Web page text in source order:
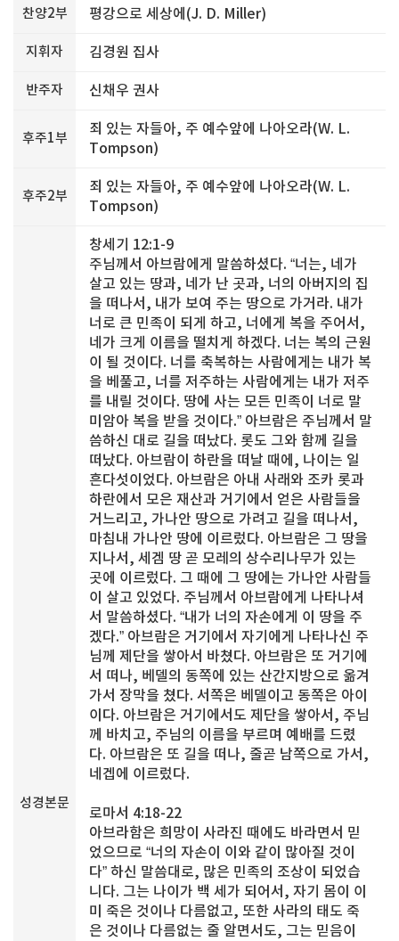
찬양2부 평강으로 세상에(J. D. Miller)
지휘자 김경원 집사
반주자 신채우 권사
후주1부
죄 있는 자들아, 주 예수앞에 나아오라(W. L.
Tompson)
후주2부
죄 있는 자들아, 주 예수앞에 나아오라(W. L.
Tompson)
성경본문
창세기 12:1-9
주님께서 아브람에게 말씀하셨다. “너는, 네가
살고 있는 땅과, 네가 난 곳과, 너의 아버지의 집
을 떠나서, 내가 보여 주는 땅으로 가거라. 내가
너로 큰 민족이 되게 하고, 너에게 복을 주어서,
네가 크게 이름을 떨치게 하겠다. 너는 복의 근원
이 될 것이다. 너를 축복하는 사람에게는 내가 복
을 베풀고, 너를 저주하는 사람에게는 내가 저주
를 내릴 것이다. 땅에 사는 모든 민족이 너로 말
미암아 복을 받을 것이다.” 아브람은 주님께서 말
씀하신 대로 길을 떠났다. 롯도 그와 함께 길을
떠났다. 아브람이 하란을 떠날 때에, 나이는 일
흔다섯이었다. 아브람은 아내 사래와 조카 롯과
하란에서 모은 재산과 거기에서 얻은 사람들을
거느리고, 가나안 땅으로 가려고 길을 떠나서,
마침내 가나안 땅에 이르렀다. 아브람은 그 땅을
지나서, 세겜 땅 곧 모레의 상수리나무가 있는
곳에 이르렀다. 그 때에 그 땅에는 가나안 사람들
이 살고 있었다. 주님께서 아브람에게 나타나셔
서 말씀하셨다. “내가 너의 자손에게 이 땅을 주
겠다.” 아브람은 거기에서 자기에게 나타나신 주
님께 제단을 쌓아서 바쳤다. 아브람은 또 거기에
서 떠나, 베델의 동쪽에 있는 산간지방으로 옮겨
가서 장막을 쳤다. 서쪽은 베델이고 동쪽은 아이
이다. 아브람은 거기에서도 제단을 쌓아서, 주님
께 바치고, 주님의 이름을 부르며 예배를 드렸
다. 아브람은 또 길을 떠나, 줄곧 남쪽으로 가서,
네겝에 이르렀다.
로마서 4:18-22
아브라함은 희망이 사라진 때에도 바라면서 믿
었으므로 “너의 자손이 이와 같이 많아질 것이
다” 하신 말씀대로, 많은 민족의 조상이 되었습
니다. 그는 나이가 백 세가 되어서, 자기 몸이 이
미 죽은 것이나 다름없고, 또한 사라의 태도 죽
은 것이나 다름없는 줄 알면서도, 그는 믿음이